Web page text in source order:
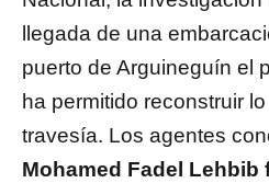
llegada de una
puerto de Arguineguín el
ha permitido reconstruir
travesía. Los agentes
Mohamed Fadel Lehbib